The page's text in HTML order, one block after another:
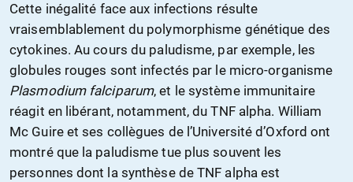
Cette inégalité face aux infections résulte
vraisemblablement du polymorphisme génétique des
cytokines. Au cours du paludisme, par exemple, les
globules rouges sont infectés par le micro-organisme
Plasmodium falciparum, et le système immunitaire
réagit en libérant, notamment, du TNF alpha. William
Mc Guire et ses collègues de l’Université d’Oxford ont
montré que la paludisme tue plus souvent les
personnes dont la synthèse de TNF alpha est